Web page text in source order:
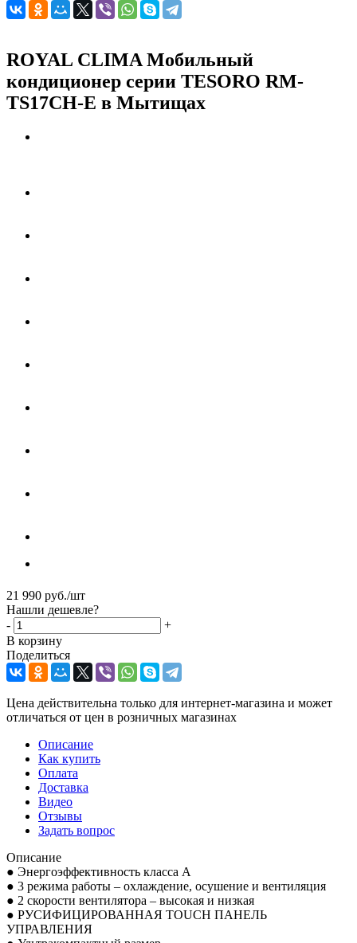
ROYAL CLIMA Мобильный
кондиционер cерии TESORO RM-
TS17CH-E в Мытищах
21 990 руб./шт
Нашли дешевле?
-
+
В корзину
Поделиться
Цена действительна только для интернет-магазина и может
отличаться от цен в розничных магазинах
Описание
Как купить
Оплата
Доставка
Видео
Отзывы
Задать вопрос
Описание
● Энергоэффективность класса А
● 3 режима работы – охлаждение, осушение и вентиляция
● 2 скорости вентилятора – высокая и низкая
● РУСИФИЦИРОВАННАЯ TOUCH ПАНЕЛЬ
УПРАВЛЕНИЯ